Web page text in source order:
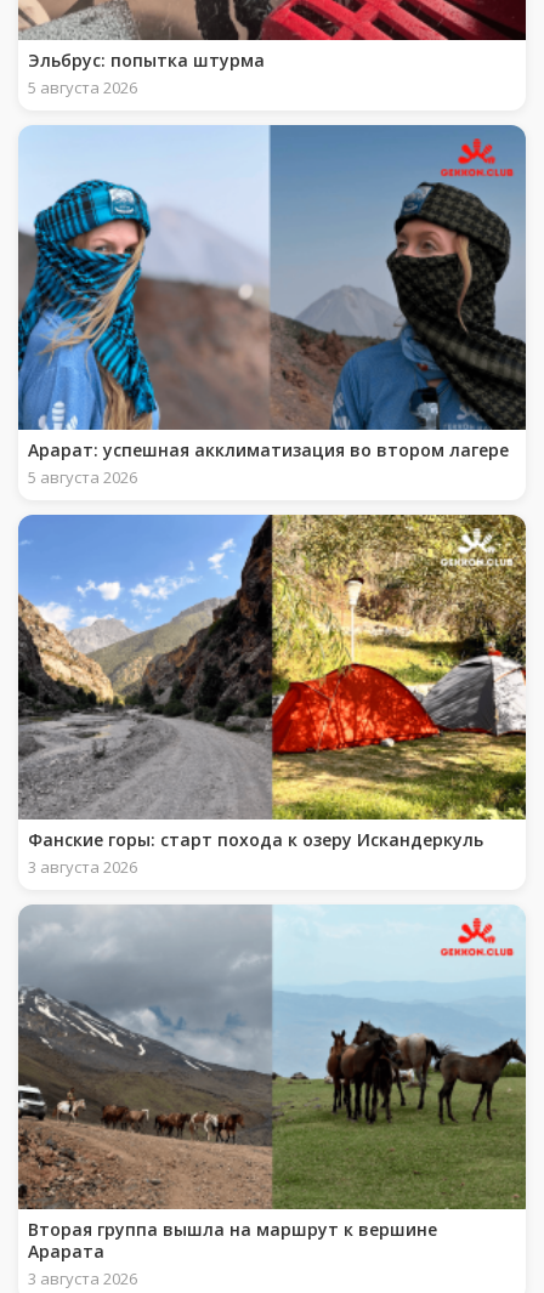
Эльбрус: попытка штурма
5 августа 2026
Арарат: успешная акклиматизация во втором лагере
5 августа 2026
Фанские горы: старт похода к озеру Искандеркуль
3 августа 2026
Вторая группа вышла на маршрут к вершине
Арарата
3 августа 2026